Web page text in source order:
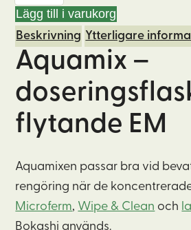
1.25v
-
doserare
av
flytande
produkter
Lägg till i varukorg
Beskrivning Ytterligare
Aquamix –
flytande EM
Aquamixen passar bra vid
rengöring när de
Microferm, Wipe & Clean och
Bokashi används.